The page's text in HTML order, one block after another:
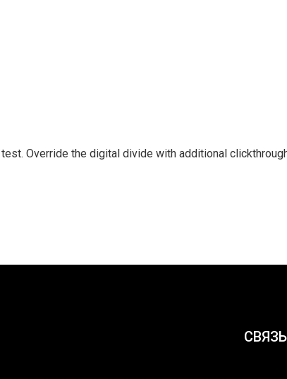
Override the digital divide with additional